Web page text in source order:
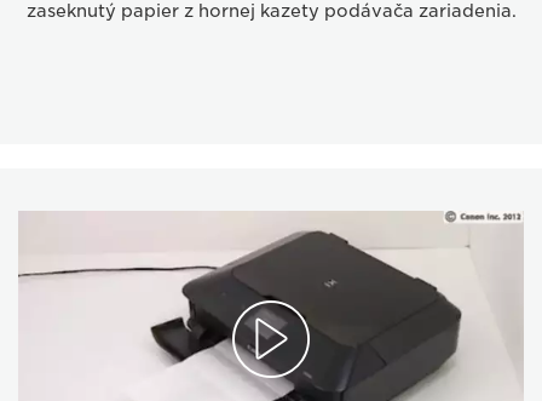
zaseknutý papier z hornej kazety podávača zariadenia.